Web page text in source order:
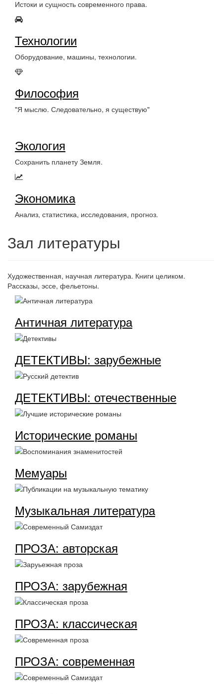
Истоки и сущность современного права.
Технологии
Оборудование, машины, технологии.
Философия
"Я мыслю. Следовательно, я существую"
Экология
Сохранить планету Земля.
Экономика
Анализ, статистика, исследования, прогноз.
Зал литературы
Художественная, научная литература. Книги целиком.
Рассказы, эссе, фельетоны.
Античная литература
ДЕТЕКТИВЫ: зарубежные
ДЕТЕКТИВЫ: отечественные
Исторические романы
Мемуары
Музыкальная литература
ПРОЗА: авторская
ПРОЗА: зарубежная
ПРОЗА: классическая
ПРОЗА: современная